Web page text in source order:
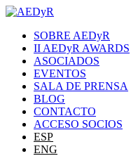
SOBRE AEDyR
II AEDyR AWARDS
ASOCIADOS
EVENTOS
SALA DE PRENSA
BLOG
CONTACTO
ACCESO SOCIOS
ESP
ENG